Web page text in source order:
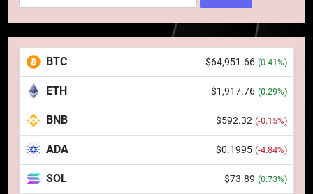
după:
BTC $64,951.66 (0.41%)
ETH $1,917.76 (0.29%)
BNB $592.32 (-0.15%)
ADA $0.1995 (-4.84%)
SOL $73.89 (0.73%)
Squid a strâns 6 milioane de
dolari cu sprijinul Ripple, apoi a
pierdut jumătate din aceștia
într-un atac cibernetic în mai
6
Banii digitali și arhitectura
încrederii: O nouă viziune asupra
banilor în era digitală